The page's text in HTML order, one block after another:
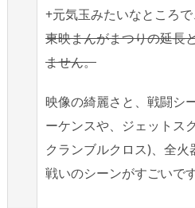
+元気玉みたいなところで
東映まんがまつりの延長
ません。
映像の綺麗さと、戦闘シ
ーケンスや、ジェットス
クランブルクロス)、全
戦いのシーンがすごいです